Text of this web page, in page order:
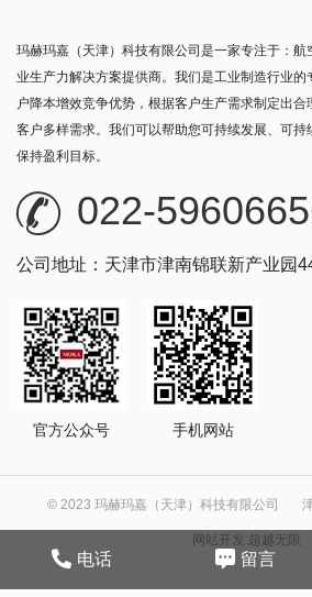
玛赫玛嘉（天津）科技有限公司是一家专注于：
业生产力解决方案提供商。我们是工业制造行业
户降本增效竞争优势，根据客户生产需求制定出合
客户多样需求。我们可以帮助您可持续发展、可
保持盈利目标。
022-
公司地址：天津市津南锦联新产业园
官方公众号 手机网站
© 2023 玛赫玛嘉（天津）科技有限公司
网站开发 :超越无限
电话 留言